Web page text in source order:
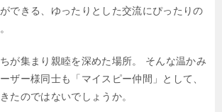
できる、ゆったりとした交流にぴったりの
が集まり親睦を深めた場所。 そんな温かみ
ザー様同士も「マイスピー仲間」として、
たのではないでしょうか。